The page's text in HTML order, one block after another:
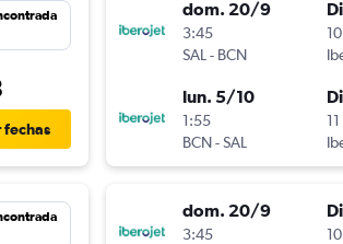
fechas
dom. 20/9
3:45
SAL- BCN
lun. 5/10
1:55
BCN-SAL
dom. 20/9
3:45